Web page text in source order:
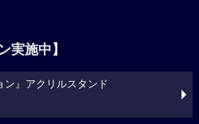
実施中】
ン』アクリルスタンド